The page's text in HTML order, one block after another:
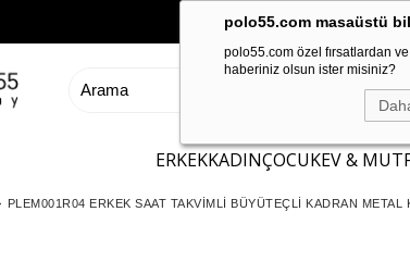
polo55.com masaüstü
polo55.com özel fırsatlardan
haberiniz olsun ister misiniz?
ERKEKKADINÇOCUKEV &
PLEM001R04 ERKEK SAAT TAKVİMLİ BÜYÜTEÇLİ KADRAN METAL